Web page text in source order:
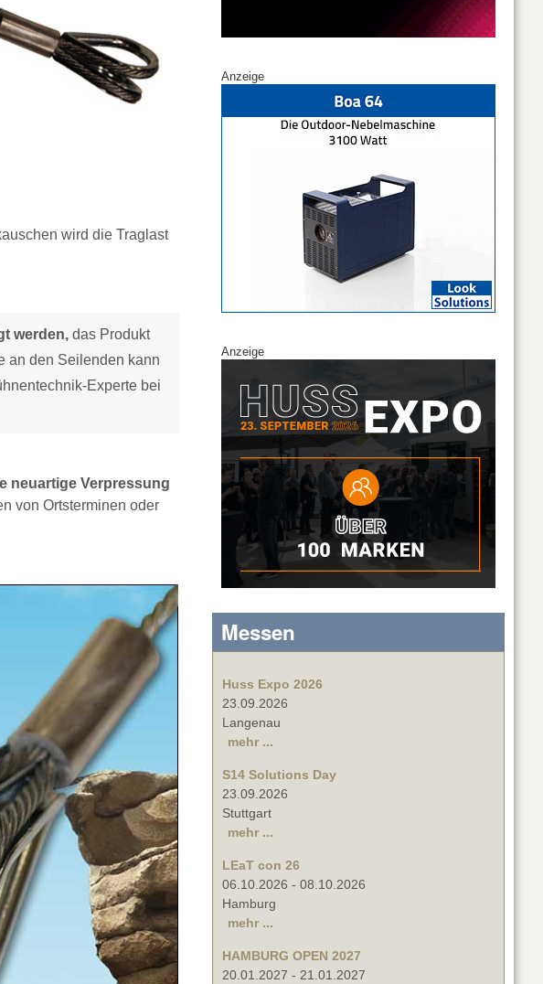
wird die Traglast
werden, das Produkt
an den Seilenden kann
Experte bei
neuartige Verpressung
von Ortsterminen oder
Anzeige
Anzeige
Messen
Huss Expo 2026
23.09.2026
Langenau
mehr ...
S14 Solutions Day
23.09.2026
Stuttgart
mehr ...
LEaT con 26
06.10.2026 - 08.10.2026
Hamburg
mehr ...
HAMBURG OPEN 2027
20.01.2027 - 21.01.2027